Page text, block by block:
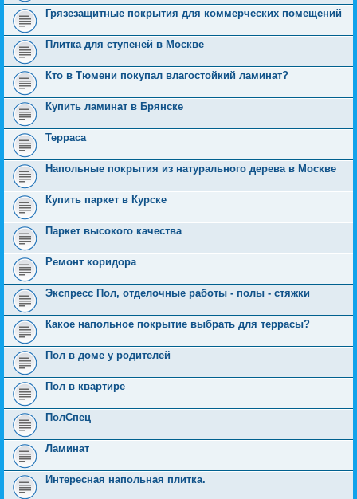
Грязезащитные покрытия для коммерческих помещений
Плитка для ступеней в Москве
Кто в Тюмени покупал влагостойкий ламинат?
Купить ламинат в Брянске
Терраса
Напольные покрытия из натурального дерева в Москве
Купить паркет в Курске
Паркет высокого качества
Ремонт коридора
Экспресс Пол, отделочные работы - полы - стяжки
Какое напольное покрытие выбрать для террасы?
Пол в доме у родителей
Пол в квартире
ПолСпец
Ламинат
Интересная напольная плитка.